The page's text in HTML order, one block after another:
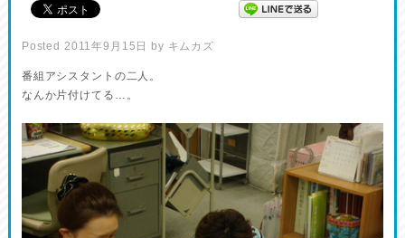
Posted 2011年9月15日 by キムカズ
番組アシスタントの二人。
なんか片付けてる…。